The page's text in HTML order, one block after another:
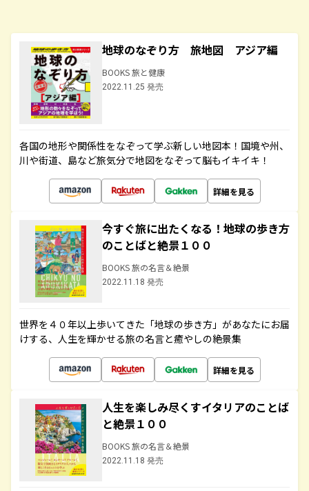
地球のなぞり方 旅地図 アジア編
BOOKS 旅と健康
2022.11.25 発売
各国の地形や関係性をなぞって学ぶ新しい地図本！国境や州、
川や街道、島など旅気分で地図をなぞって脳もイキイキ！
詳細を見る
今すぐ旅に出たくなる！地球の歩き方
のことばと絶景１００
BOOKS 旅の名言＆絶景
2022.11.18 発売
世界を４０年以上歩いてきた「地球の歩き方」があなたにお届
けする、人生を輝かせる旅の名言と癒やしの絶景集
詳細を見る
人生を楽しみ尽くすイタリアのことば
と絶景１００
BOOKS 旅の名言＆絶景
2022.11.18 発売